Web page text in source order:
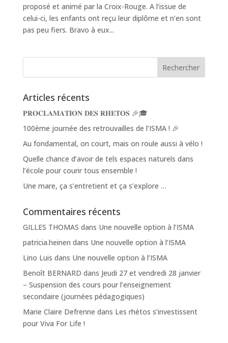
proposé et animé par la Croix-Rouge. A l’issue de
celui-ci, les enfants ont reçu leur diplôme et n’en sont
pas peu fiers. Bravo à eux...
Articles récents
𝐏𝐑𝐎𝐂𝐋𝐀𝐌𝐀𝐓𝐈𝐎𝐍 𝐃𝐄𝐒 𝐑𝐇𝐄𝐓𝐎𝐒 🎉🎓
100ème journée des retrouvailles de l’ISMA ! 🎉
Au fondamental, on court, mais on roule aussi à vélo !
Quelle chance d’avoir de tels espaces naturels dans
l’école pour courir tous ensemble !
Une mare, ça s’entretient et ça s’explore …
Commentaires récents
GILLES THOMAS dans Une nouvelle option à l’ISMA
patricia.heinen dans Une nouvelle option à l’ISMA
Lino Luis dans Une nouvelle option à l’ISMA
Benoît BERNARD dans Jeudi 27 et vendredi 28 janvier
– Suspension des cours pour l’enseignement
secondaire (journées pédagogiques)
Marie Claire Defrenne dans Les rhétos s’investissent
pour Viva For Life !